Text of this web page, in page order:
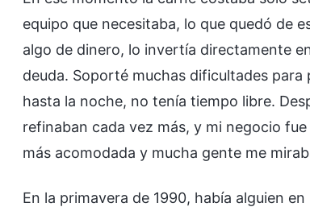
equipo que necesitaba, lo que quedó de
algo de dinero, lo invertía directamente
deuda. Soporté muchas dificultades para
hasta la noche, no tenía tiempo libre.
refinaban cada vez más, y mi negocio
más acomodada y mucha gente me
En la primavera de 1990, había alguien